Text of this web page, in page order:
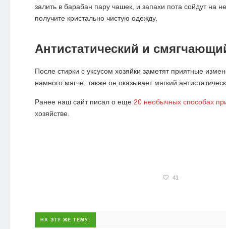
залить в барабан пару чашек, и запахи пота сойдут на
получите кристально чистую одежду.
Антистатический и
После стирки с уксусом хозяйки заметят приятные
намного мягче, также он оказывает мягкий
Ранее наш сайт писал о еще 20 необычных способах
хозяйстве.
41
НА ЭТУ ЖЕ ТЕМУ: